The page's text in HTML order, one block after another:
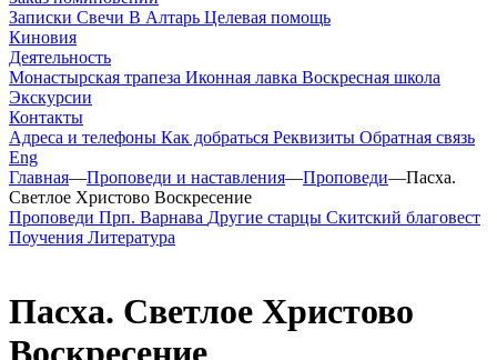
Записки Свечи В Алтарь Целевая помощь
Киновия
Деятельность
Монастырская трапеза Иконная лавка Воскресная школа
Экскурсии
Контакты
Адреса и телефоны Как добраться Реквизиты Обратная связь
Eng
Главная—Проповеди и наставления—Проповеди—Пасха.
Светлое Христово Воскресение
Проповеди Прп. Варнава Другие старцы Скитский благовест
Поучения Литература
Пасха. Светлое Христово